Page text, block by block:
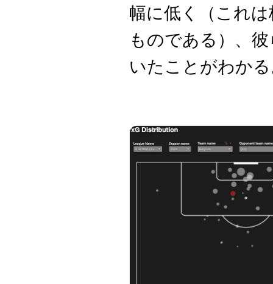
幅に低く（これ
ものである）、
いたことがわか